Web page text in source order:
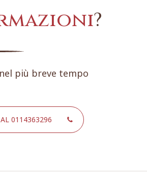
?
più breve tempo
0114363296